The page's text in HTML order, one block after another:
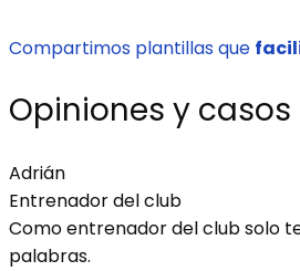
Compartimos plantillas que
Opiniones y casos
Adrián
Entrenador del club
Como entrenador del club solo
palabras.